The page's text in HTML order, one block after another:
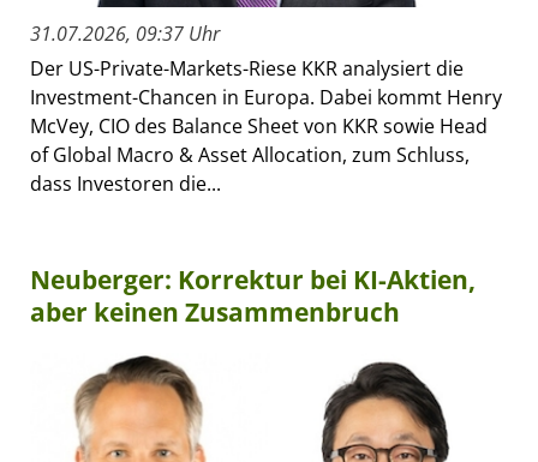
31.07.2026, 09:37 Uhr
Der US-Private-Markets-Riese KKR analysiert die
Investment-Chancen in Europa. Dabei kommt Henry
McVey, CIO des Balance Sheet von KKR sowie Head
of Global Macro & Asset Allocation, zum Schluss,
dass Investoren die...
Neuberger: Korrektur bei KI-Aktien,
aber keinen Zusammenbruch